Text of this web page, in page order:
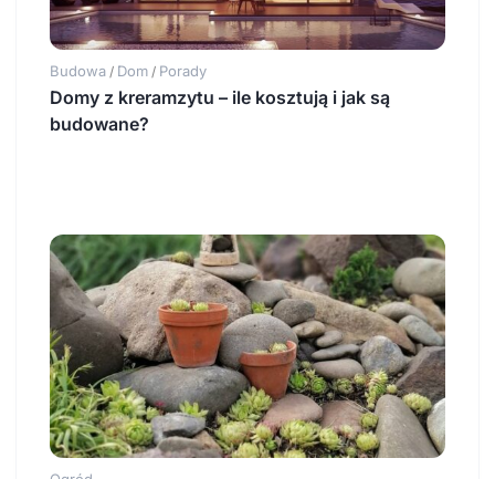
Budowa / Dom / Porady
Domy z kreramzytu – ile kosztują i jak są
budowane?